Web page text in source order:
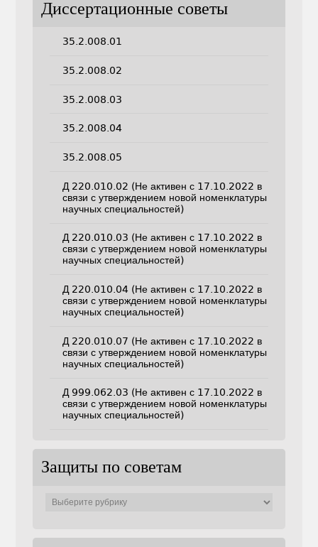
Диссертационные советы
35.2.008.01
35.2.008.02
35.2.008.03
35.2.008.04
35.2.008.05
Д 220.010.02 (Не активен с 17.10.2022 в
связи с утверждением новой номенклатуры
научных специальностей)
Д 220.010.03 (Не активен с 17.10.2022 в
связи с утверждением новой номенклатуры
научных специальностей)
Д 220.010.04 (Не активен с 17.10.2022 в
связи с утверждением новой номенклатуры
научных специальностей)
Д 220.010.07 (Не активен с 17.10.2022 в
связи с утверждением новой номенклатуры
научных специальностей)
Д 999.062.03 (Не активен с 17.10.2022 в
связи с утверждением новой номенклатуры
научных специальностей)
Защиты по советам